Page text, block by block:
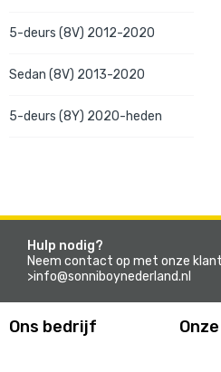
5-deurs (8V) 2012-2020
Sedan (8V) 2013-2020
5-deurs (8Y) 2020-heden
Hulp nodig?
Neem contact op met onze
>info@sonniboynederland.nl
Ons bedrijf